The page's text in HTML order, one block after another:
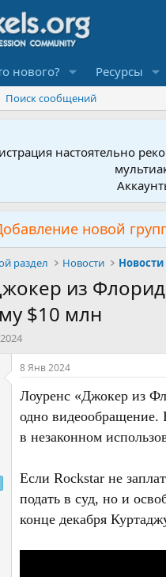
нового? Ресурсы
Поиск сообщений
настоятельно
новой
раздел Новости Новости
из
$10 млн
8 Янв 2024
Лоуренс «Джокер из
одно видеообращение.
в незаконном
Если Rockstar не
подать в суд, но и
конце декабря